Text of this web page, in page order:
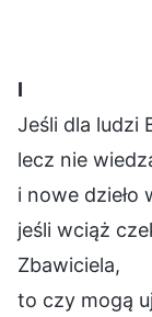
Ⅰ
Jeśli dla ludzi
lecz nie
i nowe dzieło
jeśli wciąż
Zbawiciela,
to czy mogą